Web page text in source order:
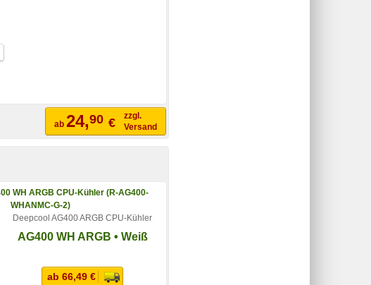
ab 24,90 €
zzgl.
Versand
Deepcool AG400 ARGB CPU-Kühler
AG400 WH ARGB • Weiß
ab 66,49 €